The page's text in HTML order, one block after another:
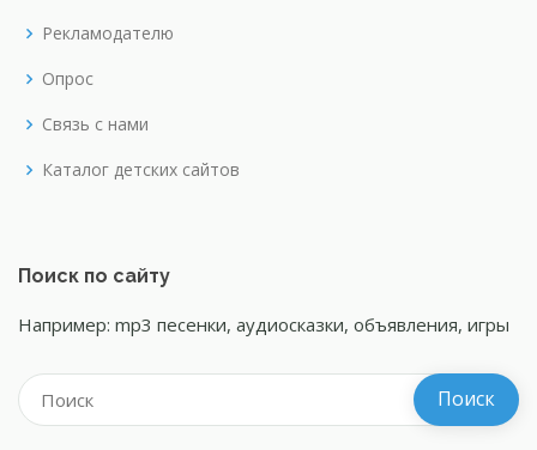
Рекламодателю
Опрос
Связь с нами
Каталог детских сайтов
Поиск по сайту
Например: mp3 песенки, аудиосказки, объявления, игры